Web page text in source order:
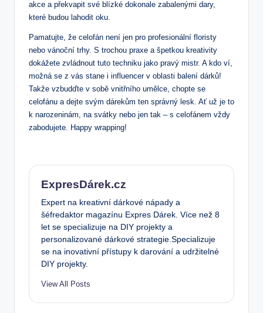
akce a překvapit své blízké dokonale zabalenými dary,
které budou lahodit oku.
Pamatujte, že celofán není jen pro profesionální floristy
nebo vánoční trhy. S trochou praxe a špetkou kreativity
dokážete zvládnout tuto techniku jako pravý mistr. A kdo ví,
možná se z vás stane i influencer v oblasti balení dárků!
Takže vzbudďte v sobě vnitřního umělce, chopte se
celofánu a dejte svým dárekům ten správný lesk. Ať už je to
k narozeninám, na svátky nebo jen tak – s celofánem vždy
zabodujete. Happy wrapping!
ExpresDárek.cz
Expert na kreativní dárkové nápady a
šéfredaktor magazínu Expres Dárek. Více než 8
let se specializuje na DIY projekty a
personalizované dárkové strategie.Specializuje
se na inovativní přístupy k darování a udržitelné
DIY projekty.
View All Posts